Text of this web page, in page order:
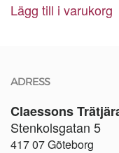
Lägg till i varukorg
ADRESS
Claessons
Stenkolsgatan 5
417 07 Göteborg